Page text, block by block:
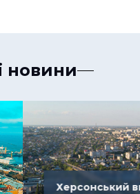
новини
Херсонський